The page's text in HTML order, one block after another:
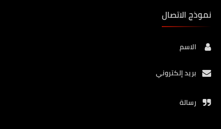
نموذج الاتصال
الاسم
بريد إلكتروني
رسالة